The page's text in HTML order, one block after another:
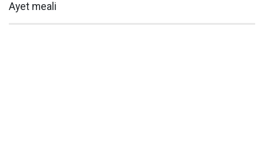
Ayet meali